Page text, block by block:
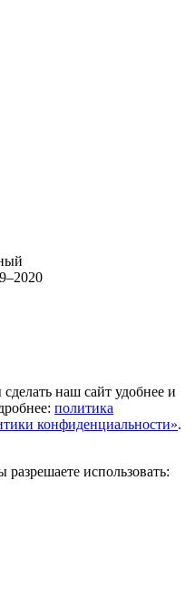
наш сайт удобнее и
политика
конфиденциальности».
использовать: